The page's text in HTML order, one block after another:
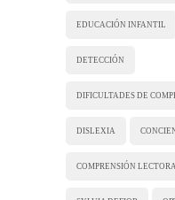
EDUCACIÓN INFANTIL
DETECCIÓN
DIFICULTADES DE
DISLEXIA
COMPRENSIÓN